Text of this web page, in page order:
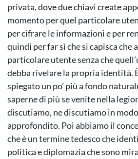
privata, dove due chiavi create
momento per quel particolare
per cifrare le informazioni e per
quindi per far sì che si capisca che
particolare utente senza che
debba rivelare la propria identità.
spiegato un po’ più a fondo
saperne di più se venite nella
discutiamo, ne discutiamo in
approfondito. Poi abbiamo il
che è un termine tedesco che
politica e diplomazia che sono